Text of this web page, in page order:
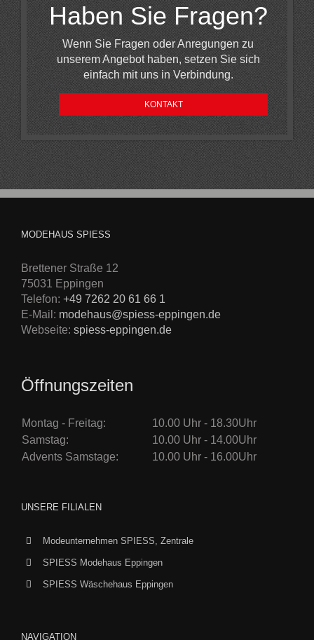
Haben Sie Fragen?
Wenn Sie Fragen oder Anregungen zu
unserem Angebot haben, setzen Sie sich
einfach mit uns in Verbindung.
KONTAKT
MODEHAUS SPIESS
Brettener Straße 12
75031 Eppingen
Telefon: +49 7262 20 61 66 1
E-Mail: modehaus@spiess-eppingen.de
Webseite: spiess-eppingen.de
Öffnungszeiten
Montag - Freitag:
10.00 Uhr - 18.30Uhr
Samstag:
10.00 Uhr - 14.00Uhr
Advents Samstage:
10.00 Uhr - 16.00Uhr
UNSERE FILIALEN
Modeunternehmen SPIESS, Zentrale
SPIESS Modehaus Eppingen
SPIESS Wäschehaus Eppingen
NAVIGATION